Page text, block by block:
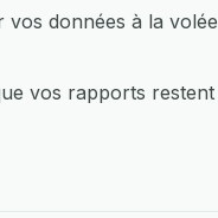
données à la volée
vos rapports restent